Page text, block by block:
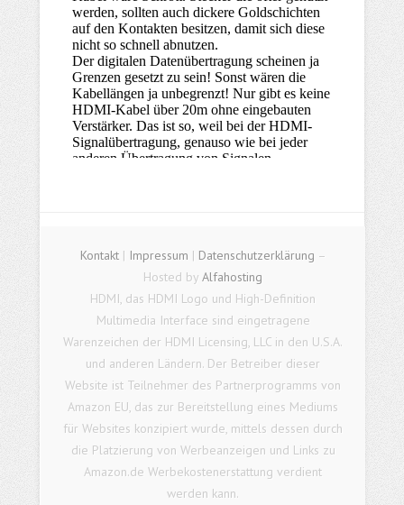
Kontakt| Impressum | Datenschutzerklärung –
Hosted by Alfahosting
HDMI, das HDMI Logo und High-Definition
Multimedia Interface sind eingetragene
Warenzeichen der HDMI Licensing, LLC in den U.S.A.
und anderen Ländern. Der Betreiber dieser
Website ist Teilnehmer des Partnerprogramms von
Amazon EU, das zur Bereitstellung eines Mediums
für Websites konzipiert wurde, mittels dessen durch
die Platzierung von Werbeanzeigen und Links zu
Amazon.de Werbekostenerstattung verdient
werden kann.